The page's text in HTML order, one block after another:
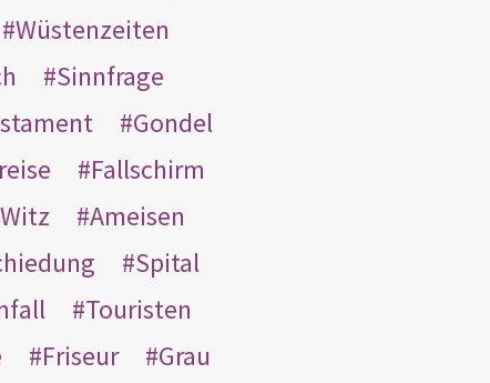
Wüstenzeiten
Sinnfrage
Gondel
Fallschirm
Witz
Ameisen
Spital
Touristen
Friseur
Grau